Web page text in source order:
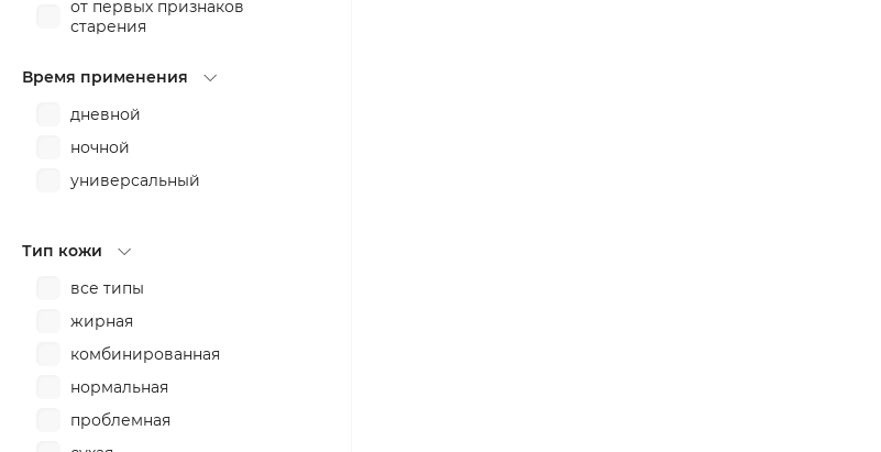
от первых признаков
старения
от токсинов
от угрей
питание
против воспалений
разглаживание
расслабление
смягчение
сужение пор
тонизирование
тонирование
Время применения
дневной
ночной
универсальный
Тип кожи
все типы
жирная
комбинированная
нормальная
проблемная